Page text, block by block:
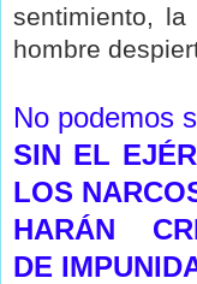
sentimiento,
hombre
No podemos
SIN EL
LOS
HARÁN
DE